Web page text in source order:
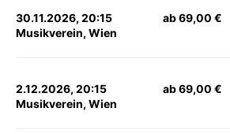
30.11.2026, 20:15
Musikverein, Wien
ab 69,00 €
2.12.2026, 20:15
Musikverein, Wien
ab 69,00 €